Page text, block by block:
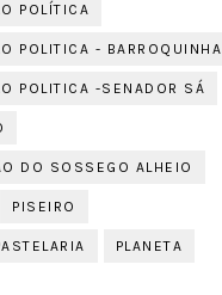
POLÍTICA
POLITICA - BARROQUINHA
POLITICA -SENADOR SÁ
DO SOSSEGO ALHEIO
PISEIRO
PLANETA